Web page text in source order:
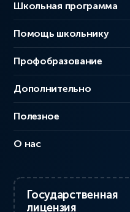
Школьная программа
Помощь школьнику
Профобразование
Дополнительно
Полезное
О нас
Государственная
лицензия